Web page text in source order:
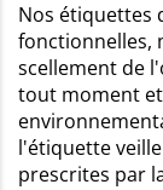
Nos étiquettes
fonctionnelles,
scellement de
tout moment
l'étiquette
prescrites par